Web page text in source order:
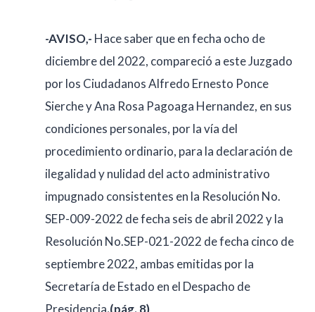
-AVISO,- Hace saber que en fecha ocho de
diciembre del 2022, compareció a este Juzgado
por los Ciudadanos Alfredo Ernesto Ponce
Sierche y Ana Rosa Pagoaga Hernandez, en sus
condiciones personales, por la vía del
procedimiento ordinario, para la declaración de
ilegalidad y nulidad del acto administrativo
impugnado consistentes en la Resolución No.
SEP-009-2022 de fecha seis de abril 2022 y la
Resolución No.SEP-021-2022 de fecha cinco de
septiembre 2022, ambas emitidas por la
Secretaría de Estado en el Despacho de
Presidencia.(pág. 8)